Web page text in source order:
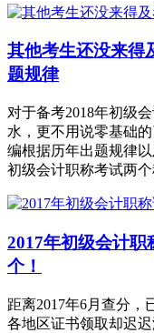
其他考生还没来得
题规律
对于备考2018年初级
水，更不用说零基础
编根据历年出题规律
初级会计职称考试两
2017年初级会计
个！
距离2017年6月查分，
各地区证书领取却迟